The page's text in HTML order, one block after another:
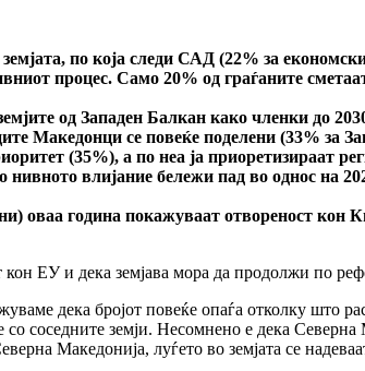
по која следи САД (22% за
процес. Само 20% од граѓаните
од Западен Балкан како членки до
Македонци се повеќе поделени (33% за
(35%), а по неа ја приоретизираат
влијание бележи пад во однос на
оваа година покажуваат отвореност кон
ЕУ и дека земјава мора да продолжи по
дека бројот повеќе опаѓа отколку што
соседните земји. Несомнено е дека
Македонија, луѓето во земјата се